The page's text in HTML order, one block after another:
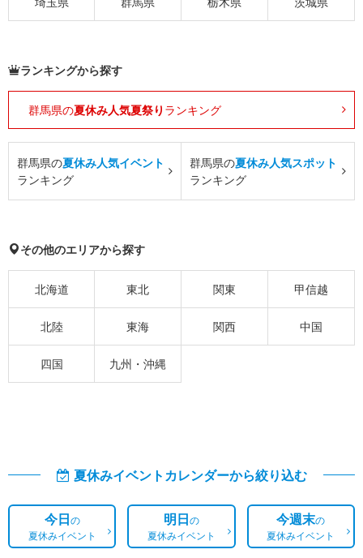
ランキングから探す
群馬県の夏休み人気夏祭り ランキング
群馬県の夏休み人気イベント
ランキング
群馬県の夏休み人気スポット
ランキング
その他のエリアから探す
北海道 東北 関東 甲信越
北陸 東海 関西 中国
四国 九州・沖縄
夏休みイベントカレンダーから絞り込む
今日の
夏休みイベント
明日の
夏休みイベント
今週末の
夏休みイベント